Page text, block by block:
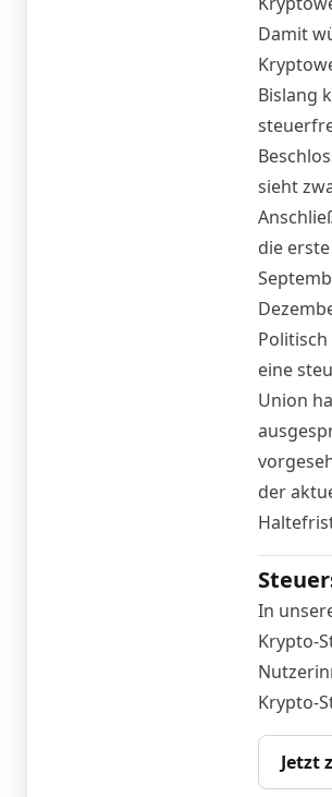
Damit
Bislang
sieht
die
eine
Union
der
In
Krypto-
Krypto-
Jetzt